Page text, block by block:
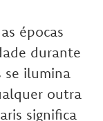
épocas
durante
se ilumina
outra
significa